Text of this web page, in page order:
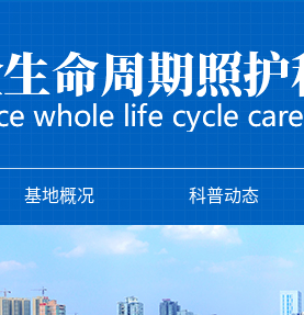
基地概况 科普动态